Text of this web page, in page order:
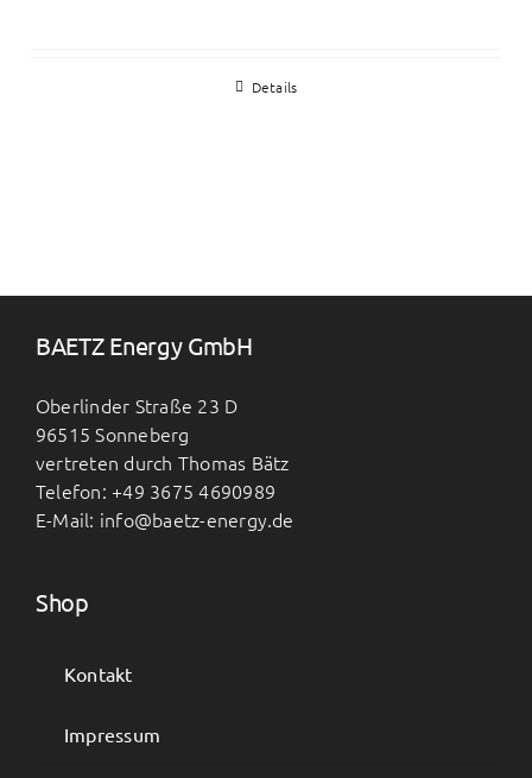
Details
BAETZ Energy GmbH
Oberlinder Straße 23 D
96515 Sonneberg
vertreten durch Thomas Bätz
Telefon: +49 3675 4690989
E-Mail: info@baetz-energy.de
Shop
Kontakt
Impressum